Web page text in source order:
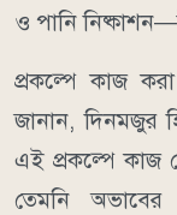
ও পানি
প্রকল্পে কাজ
জানান, দিনমজুর
এই প্রকল্পে কাজ
তেমনি অভাবের